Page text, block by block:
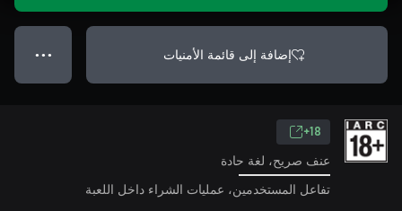
إضافة إلى قائمة الأمنيات ● ● ●
18+
عنف صريح، لغة حادة
تفاعل المستخدمين، عمليات الشراء داخل اللعبة